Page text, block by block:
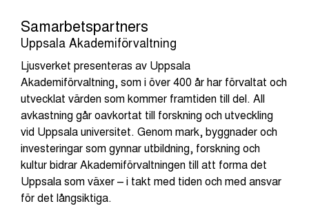
Samarbetspartners
Uppsala Akademiförvaltning
Ljusverket presenteras av Uppsala
Akademiförvaltning, som i över 400 år har förvaltat och
utvecklat värden som kommer framtiden till del. All
avkastning går oavkortat till forskning och utveckling
vid Uppsala universitet. Genom mark, byggnader och
investeringar som gynnar utbildning, forskning och
kultur bidrar Akademiförvaltningen till att forma det
Uppsala som växer – i takt med tiden och med ansvar
för det långsiktiga.